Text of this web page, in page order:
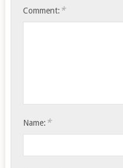
Comment: *
Name: *